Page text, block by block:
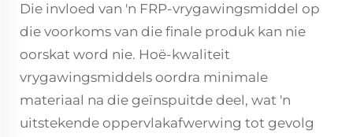
Die invloed van 'n FRP-vrygawingsmiddel op
die voorkoms van die finale produk kan nie
oorskat word nie. Hoë-kwaliteit
vrygawingsmiddels oordra minimale
materiaal na die geïnspuitde deel, wat 'n
uitstekende oppervlakafwerwing tot gevolg